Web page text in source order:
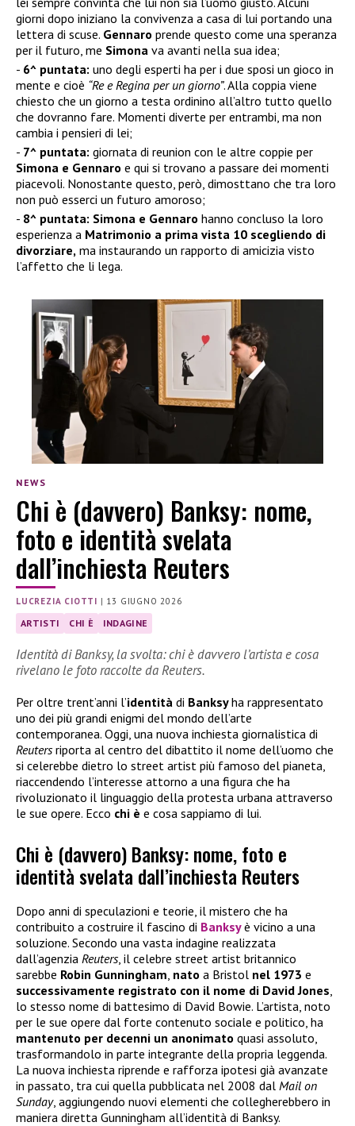
giorni dopo iniziano la convivenza a casa di lui portando una
lettera di scuse. Gennaro prende questo come una speranza
per il futuro, me Simona va avanti nella sua idea;
6^ puntata: uno degli esperti ha per i due sposi un gioco in
mente e cioè “Re e Regina per un giorno”. Alla coppia viene
chiesto che un giorno a testa ordinino all’altro tutto quello
che dovranno fare. Momenti diverte per entrambi, ma non
cambia i pensieri di lei;
7^ puntata: giornata di reunion con le altre coppie per
Simona e Gennaro e qui si trovano a passare dei momenti
piacevoli. Nonostante questo, però, dimosttano che tra loro
non può esserci un futuro amoroso;
8^ puntata: Simona e Gennaro hanno concluso la loro
esperienza a Matrimonio a prima vista 10 scegliendo di
divorziare, ma instaurando un rapporto di amicizia visto
l’affetto che li lega.
NEWS
Chi è (davvero) Banksy: nome,
foto e identità svelata
dall’inchiesta Reuters
LUCREZIA CIOTTI | 13 GIUGNO 2026
ARTISTI CHI È INDAGINE
Identità di Banksy, la svolta: chi è davvero l’artista e cosa
rivelano le foto raccolte da Reuters.
Per oltre trent’anni l’identità di Banksyha rappresentato
uno dei più grandi enigmi del mondo dell’arte
contemporanea. Oggi, una nuova inchiesta giornalistica di
Reutersriporta al centro del dibattito il nome dell’uomo che
si celerebbe dietro lo street artist più famoso del pianeta,
riaccendendo l’interesse attorno a una figura che ha
rivoluzionato il linguaggio della protesta urbana attraverso
le sue opere. Ecco chi è e cosa sappiamo di lui.
Chi è (davvero) Banksy: nome, foto e
identità svelata dall’inchiesta Reuters
Dopo anni di speculazioni e teorie, il mistero che ha
contribuito a costruire il fascino di Banksyè vicino a una
soluzione. Secondo una vasta indagine realizzata
dall’agenzia Reuters, il celebre street artist britannico
sarebbe Robin Gunningham nato a Bristol nel 1973 e
successivamente registrato con il nome di David Jones
lo stesso nome di battesimo di David Bowie. L’artista, noto
per le sue opere dal forte contenuto sociale e politico, ha
mantenuto per decenni un anonimato quasi assoluto,
trasformandolo in parte integrante della propria leggenda.
La nuova inchiesta riprende e rafforza ipotesi già avanzate
in passato, tra cui quella pubblicata nel 2008 dal Mail on
Sunday, aggiungendo nuovi elementi che collegherebbero in
maniera diretta Gunningham all’identità di Banksy.